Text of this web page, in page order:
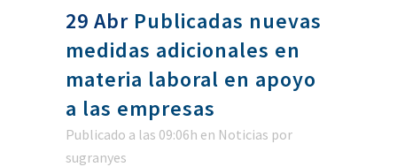
29 Abr Publicadas nuevas
medidas adicionales en
materia laboral en apoyo
a las empresas
Publicado a las 09:06h en Noticias por
sugranyes